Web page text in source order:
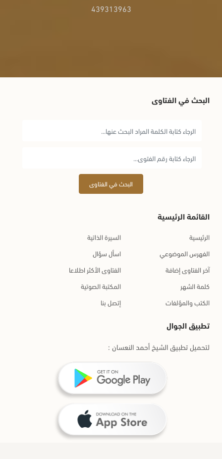
439313963
البحث في الفتاوى
البحث في الفتاوى
القائمة الرئيسية
الرئيسية
السيرة الذاتية
الفهرس الموضوعي
اسأل سؤال
آخر الفتاوى إضافة
الفتاوى الأكثر اطلاعا
كلمة الشهر
المكتبة الصوتية
الكتب والمؤلفات
إتصل بنا
تطبيق الجوال
لتحميل تطبيق الشيخ أحمد النعسان :